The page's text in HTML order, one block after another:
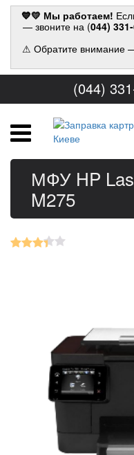
💙💛 Мы работаем!
— звоните на (044)
⚠ Обратите внимание
(044)
МФУ HP
M275